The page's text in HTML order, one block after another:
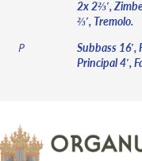
2x 2⅔′,
⅔′, Tremolo.
P
Subbass 16′,
Principal 4′,